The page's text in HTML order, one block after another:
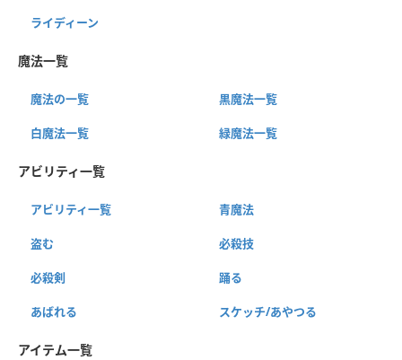
ライディーン
魔法一覧
魔法の一覧 黒魔法一覧
白魔法一覧 緑魔法一覧
アビリティ一覧
アビリティ一覧 青魔法
盗む 必殺技
必殺剣 踊る
あばれる スケッチ/あやつる
アイテム一覧